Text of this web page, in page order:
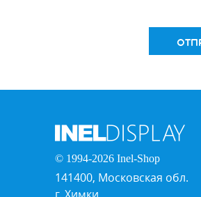
© 1994-2026 Inel-Shop
141400, Московская обл.